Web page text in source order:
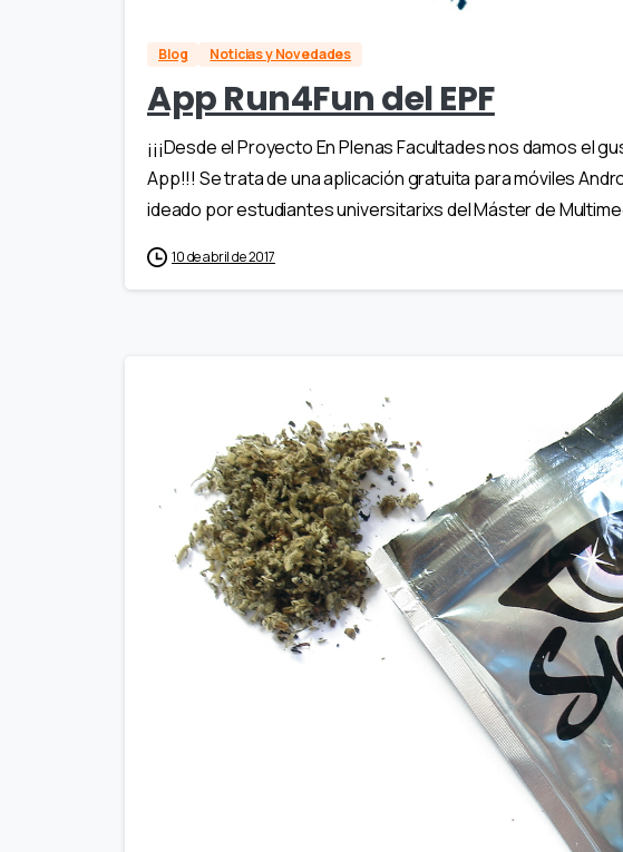
Blog Noticias y Novedades
App Run4Fun del EPF
¡¡¡Desde el Proyecto En Plenas Facultades nos damos el
App!!! Se trata de una aplicación gratuita para móviles
ideado por estudiantes universitarixs del Máster de
10 de abril de 2017